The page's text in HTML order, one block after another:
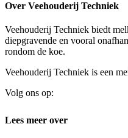
Over Veehouderij Techniek
Veehouderij Techniek biedt
diepgravende en vooral
rondom de koe.
Veehouderij Techniek is een
Volg ons op:
Lees meer over